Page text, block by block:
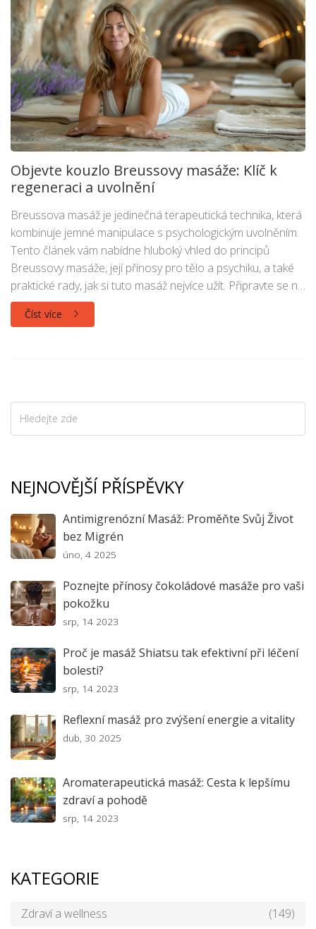
Objevte kouzlo Breussovy masáže: Klíč k
regeneraci a uvolnění
Breussova masáž je jedinečná terapeutická technika, která
kombinuje jemné manipulace s psychologickým uvolněním.
Tento článek vám nabídne hluboký vhled do principů
Breussovy masáže, její přínosy pro tělo a psychiku, a také
praktické rady, jak si tuto masáž nejvíce užít. Připravte se na
to, že se dozvíte, jak tato metoda může posílit vaše
zdravotní stav a zlepšit vaši celkovou pohodu.
Číst více
NEJNOVĚJŠÍ PŘÍSPĚVKY
Antimigrenózní Masáž: Proměňte Svůj Život
bez Migrén
úno, 4 2025
Poznejte přínosy čokoládové masáže pro vaši
pokožku
srp, 14 2023
Proč je masáž Shiatsu tak efektivní při léčení
bolesti?
srp, 14 2023
Reflexní masáž pro zvýšení energie a vitality
dub, 30 2025
Aromaterapeutická masáž: Cesta k lepšímu
zdraví a pohodě
srp, 14 2023
KATEGORIE
Zdraví a wellness (149)